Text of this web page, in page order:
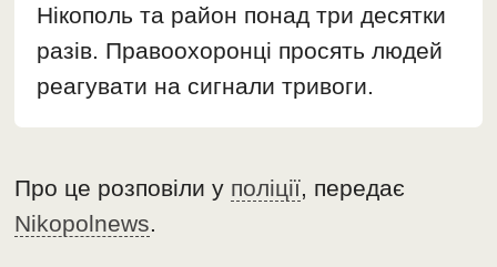
Нікополь та район понад три десятки
разів. Правоохоронці просять людей
реагувати на сигнали тривоги.
Про це розповіли у поліції, передає
Nikopolnews.